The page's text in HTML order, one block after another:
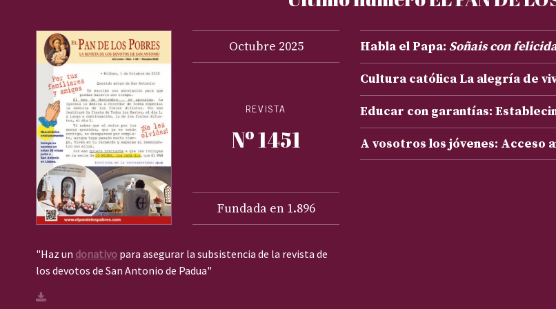
Octubre 2025
REVISTA
Nº 1451
Fundada en 1.896
Habla el Papa: Soñais con
Cultura católica La alegría de
Educar con garantías:
A vosotros los jóvenes: Acceso
"Haz un donativo para asegurar la subsistencia de la revista de
los devotos de San Antonio de Padua"